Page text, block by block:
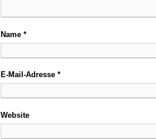
Name *
E-Mail-Adresse *
Website